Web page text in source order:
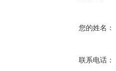
您的姓名：
联系电话：